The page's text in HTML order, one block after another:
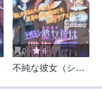
0 6
不純な彼女（シス